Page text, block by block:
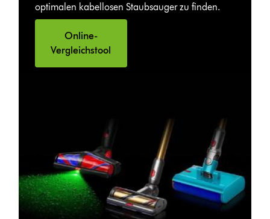
optimalen kabellosen Staubsauger zu finden.
Online-
Vergleichstool